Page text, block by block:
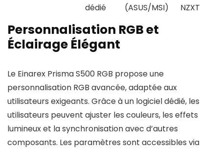
dédié
(ASUS/MSI)
NZXT
Personnalisation RGB et
Éclairage Élégant
Le Einarex Prisma S500 RGB propose une
personnalisation RGB avancée, adaptée aux
utilisateurs exigeants. Grâce à un logiciel dédié, les
utilisateurs peuvent ajuster les couleurs, les effets
lumineux et la synchronisation avec d’autres
composants. Les paramètres sont accessibles via